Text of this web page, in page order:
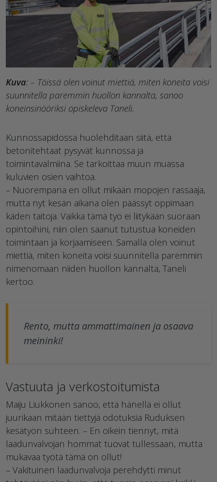
Kuva: – Töissä olen voinut miettiä, miten koneita voisi
suunnitella paremmin huollon kannalta, sanoo
koneinsinööriksi opiskeleva Taneli.
Kunnossapidossa huolehditaan siitä, että
betonitehtaat pysyvät kunnossa ja
toimintavalmiina. Se tarkoittaa muun muassa
kuluvien osien vaihtoa.
– Nuorempana en ollut mikään mopojen rassaaja,
mutta nyt kesän aikana olen päässyt oppimaan
käden taitoja. Vaikka tämä työ ei liitykään suoraan
opintoihini, niin olen saanut tutustua koneiden
toimintaan ja korjaamiseen. Samalla olen voinut
miettiä, miten koneita voisi suunnitella paremmin
nimenomaan niiden huollon kannalta, Taneli
kertoo.
Rento, mutta ammattimainen ja osaava
meininki!
Vastuuta ja verkostoitumista
Maiju Liukkonen sanoo, että hänellä ei ollut
juurikaan mitään tiettyjä odotuksia Ruduksen
kesätyön suhteen. – En oikein tiennyt, mitä
laadunvalvojan hommat tuovat tullessaan, mutta
mukavaa työtä tämä on ollut!
– Vakituinen laadunvalvoja perehdytti minut